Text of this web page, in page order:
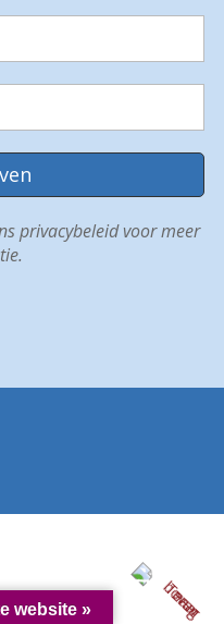
privacybeleidvoor meer
website »